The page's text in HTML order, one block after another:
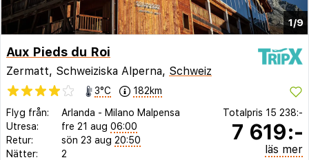
1/9
Aux Pieds du Roi
Zermatt, Schweiziska Alperna, Schweiz
3°C
182km
Flyg från:
Arlanda - Milano Malpensa
Utresa:
fre 21 aug 06:00
Retur:
sön 23 aug 20:50
Nätter:
2
Totalpris 15 238:-
7 619:-
läs mer